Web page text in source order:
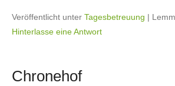
Veröffentlicht unter Tagesbetreuung |
Hinterlasse eine Antwort
Chronehof